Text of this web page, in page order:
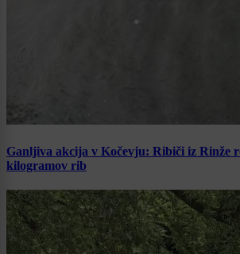
Ganljiva akcija v Kočevju: Ribiči iz Rinže
kilogramov rib